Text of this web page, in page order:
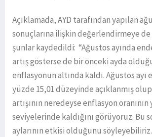
Açıklamada, AYD tarafından yapılan
sonuçlarına ilişkin değerlendirmeye
şunlar kaydedildi: “Ağustos ayında
artış gösterse de bir önceki ayda
enflasyonun altında kaldı. Ağustos ayı
yüzde 15,01 düzeyinde açıklanmış
artışının neredeyse enflasyon oranının
seviyelerinde kaldığını görüyoruz. Bu
aylarının etkisi olduğunu söyleyebiliriz.